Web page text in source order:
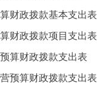
财政拨款基本支出表
财政拨款项目支出表
算财政拨款支出表
预算财政拨款支出表